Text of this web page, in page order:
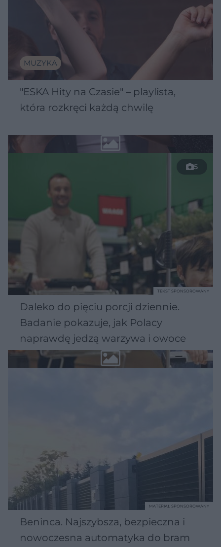
MUZYKA
"ESKA Hity na Czasie" – playlista,
która rozkręci każdą chwilę
5
Daleko do pięciu porcji dziennie.
Badanie pokazuje, jak Polacy
naprawdę jedzą warzywa i owoce
TEKST SPONSOROWANY
Beninca. Najszybsza, bezpieczna i
nowoczesna automatyka do bram
MATERIAŁ SPONSOROWANY